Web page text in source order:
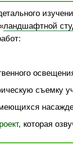
ландшафтной
съемку
, которая